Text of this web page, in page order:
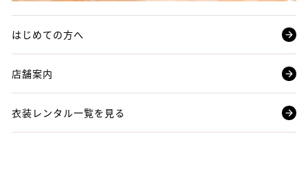
はじめての方へ
店舗案内
衣装レンタル一覧を見る